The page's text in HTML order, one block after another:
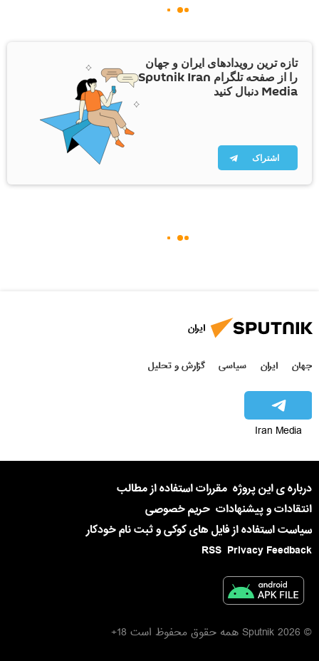
تازه ترین رویدادهای ایران و جهان
را از صفحه تلگرام Sputnik Iran
Media دنبال کنید
اشتراک
ایران
جهان ایران سیاسی گزارش و تحلیل
Iran Media
درباره ی این پروژه مقررات استفاده از مطالب
انتقادات و پیشنهادات حریم خصوصی
سیاست استفاده از فایل های کوکی و ثبت نام خودکار
Privacy Feedback
RSS
© 2026 Sputnik همه حقوق محفوظ است 18+